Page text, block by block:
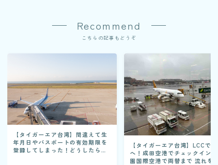
Recommend
こちらの記事もどうぞ
【タイガーエア台湾】間違えて生
年月日やパスポートの有効期限を
登録してしまった！どうしたらい
【タイガーエア台湾】LCCで
へ！成田空港でチェックイン
園国際空港で両替まで 流れを